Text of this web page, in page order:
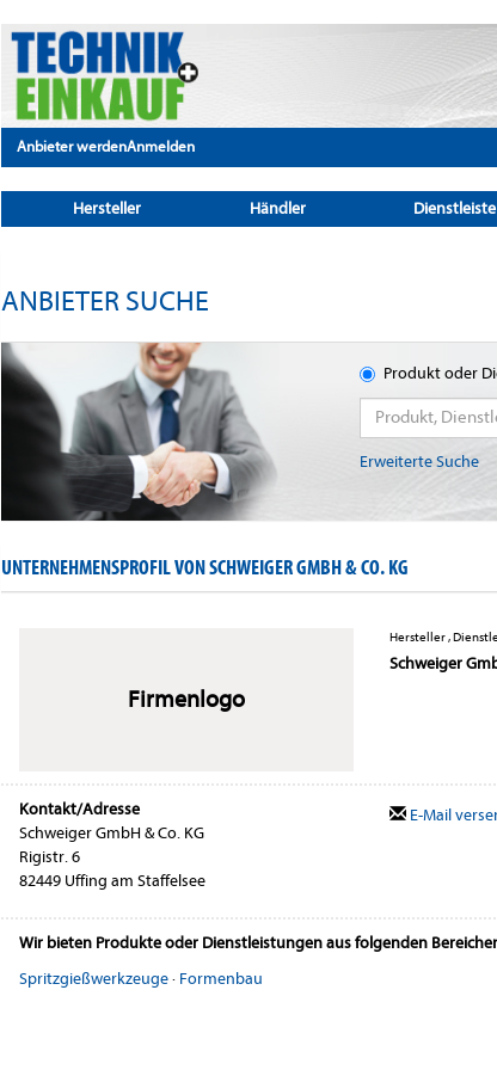
Anbieter werdenAnmelden
Hersteller Händler
ANBIETER SUCHE
Produkt oder
Erweiterte Suche
UNTERNEHMENSPROFIL VON SCHWEIGER GMBH & CO. KG
Firmenlogo
Hersteller ,
Schweiger
Kontakt/Adresse
Schweiger GmbH & Co. KG
Rigistr. 6
82449 Uffing am Staffelsee
E-Mail
Wir bieten Produkte oder Dienstleistungen aus folgenden
Spritzgießwerkzeuge· Formenbau